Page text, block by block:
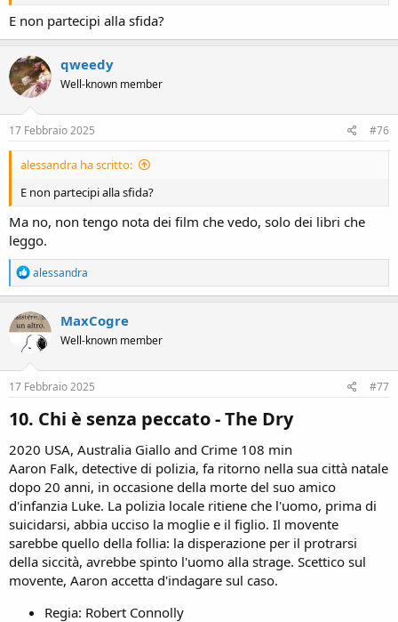
E non partecipi alla sfida?
qweedy
Well-known member
17 Febbraio 2025 #76
alessandra ha scritto:
E non partecipi alla sfida?
Ma no, non tengo nota dei film che vedo, solo dei libri che
leggo.
R
e
a
c
t
n
s
alessandra
MaxCogre
Well-known member
17 Febbraio 2025 #77
10. Chi è senza peccato - The Dry​
2020 USA, Australia Giallo and Crime 108 min
Aaron Falk, detective di polizia, fa ritorno nella sua città natale
dopo 20 anni, in occasione della morte del suo amico
d'infanzia Luke. La polizia locale ritiene che l'uomo, prima di
suicidarsi, abbia ucciso la moglie e il figlio. Il movente
sarebbe quello della follia: la disperazione per il protrarsi
della siccità, avrebbe spinto l'uomo alla strage. Scettico sul
movente, Aaron accetta d'indagare sul caso.
Regia: Robert Connolly